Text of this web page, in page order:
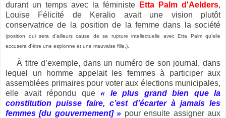
durant un temps avec la féministe
Etta Palm d'Aelders,
Louise Félicité de Keralio avait une vision plutôt
conservatrice de la position de la femme dans la société
(position qui sera d'ailleurs cause de sa rupture intellectuelle avec Etta Palm qu'elle
accusera d'être une espionne et une mauvaise fille.).
À titre d’exemple, dans un numéro de son journal, dans
lequel un homme appelait les femmes à participer aux
assemblées primaires pour voter aux élections municipales,
elle avait répondu que « le plus grand bien que la
constitution puisse faire, c’est d’écarter à jamais les
femmes [du gouvernement] » pour ensuite assigner aux